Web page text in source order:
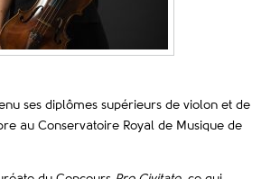
ses diplômes supérieurs de violon et de
au Conservatoire Royal de Musique de